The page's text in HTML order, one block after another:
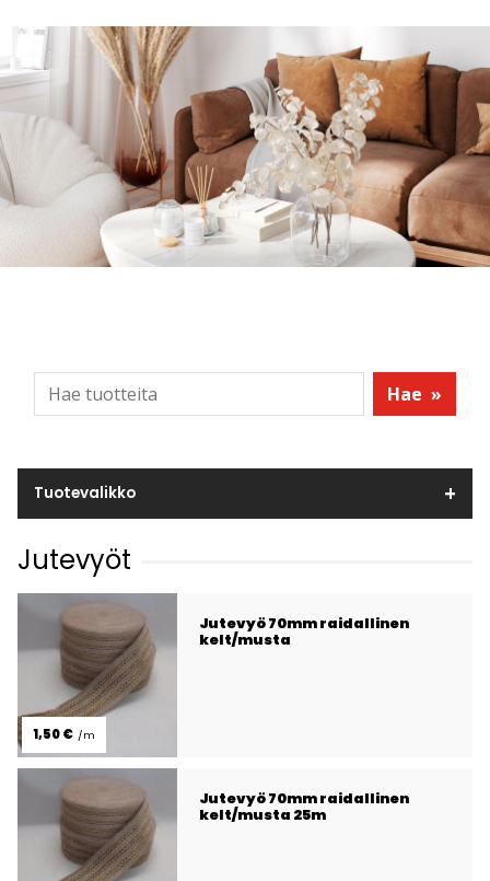
Hae »
Tuotevalikko
Jutevyöt
Jutevyö 70mm raidallinen
kelt/musta
1,50 € /m
Jutevyö 70mm raidallinen
kelt/musta 25m